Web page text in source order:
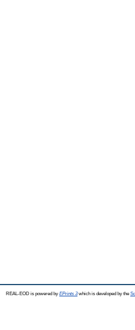
REAL-EOD is powered by EPrints 3which is developed by the